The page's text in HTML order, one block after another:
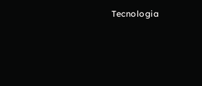
Tecnologia